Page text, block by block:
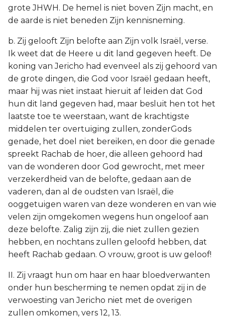
grote JHWH. De hemel is niet boven Zijn macht, en
de aarde is niet beneden Zijn kennisneming.
b. Zij gelooft Zijn belofte aan Zijn volk Israël, verse.
Ik weet dat de Heere u dit land gegeven heeft. De
koning van Jericho had evenveel als zij gehoord van
de grote dingen, die God voor Israël gedaan heeft,
maar hij was niet instaat hieruit af leiden dat God
hun dit land gegeven had, maar besluit hen tot het
laatste toe te weerstaan, want de krachtigste
middelen ter overtuiging zullen, zonderGods
genade, het doel niet bereiken, en door die genade
spreekt Rachab de hoer, die alleen gehoord had
van de wonderen door God gewrocht, met meer
verzekerdheid van de belofte, gedaan aan de
vaderen, dan al de oudsten van Israël, die
ooggetuigen waren van deze wonderen en van wie
velen zijn omgekomen wegens hun ongeloof aan
deze belofte. Zalig zijn zij, die niet zullen gezien
hebben, en nochtans zullen geloofd hebben, dat
heeft Rachab gedaan. O vrouw, groot is uw geloof!
II. Zij vraagt hun om haar en haar bloedverwanten
onder hun bescherming te nemen opdat zij in de
verwoesting van Jericho niet met de overigen
zullen omkomen, vers 12, 13.